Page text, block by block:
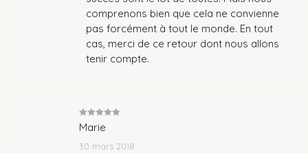
comprenons bien que cela ne convienne
pas forcément à tout le monde. En tout
cas, merci de ce retour dont nous allons
tenir compte.
Note 5
5Marie
30 mars 2018